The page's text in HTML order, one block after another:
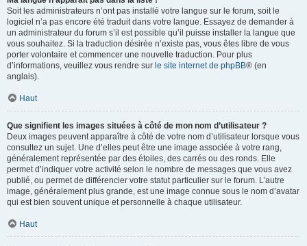
Soit les administrateurs n’ont pas installé votre langue sur le forum, soit le
logiciel n’a pas encore été traduit dans votre langue. Essayez de demander à
un administrateur du forum s’il est possible qu’il puisse installer la langue que
vous souhaitez. Si la traduction désirée n’existe pas, vous êtes libre de vous
porter volontaire et commencer une nouvelle traduction. Pour plus
d’informations, veuillez vous rendre sur le site internet de phpBB® (en
anglais).
Haut
Que signifient les images situées à côté de mon nom d’utilisateur ?
Deux images peuvent apparaître à côté de votre nom d’utilisateur lorsque vous
consultez un sujet. Une d’elles peut être une image associée à votre rang,
généralement représentée par des étoiles, des carrés ou des ronds. Elle
permet d’indiquer votre activité selon le nombre de messages que vous avez
publié, ou permet de différencier votre statut particulier sur le forum. L’autre
image, généralement plus grande, est une image connue sous le nom d’avatar
qui est bien souvent unique et personnelle à chaque utilisateur.
Haut